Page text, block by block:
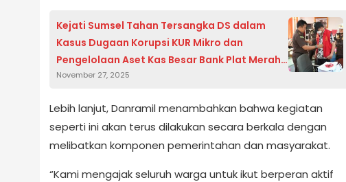
Kejati Sumsel Tahan Tersangka DS dalam
Kasus Dugaan Korupsi KUR Mikro dan
Pengelolaan Aset Kas Besar Bank Plat Merah
di Semendo
November 27, 2025
Lebih lanjut, Danramil menambahkan bahwa kegiatan
seperti ini akan terus dilakukan secara berkala dengan
melibatkan komponen pemerintahan dan masyarakat.
“Kami mengajak seluruh warga untuk ikut berperan aktif